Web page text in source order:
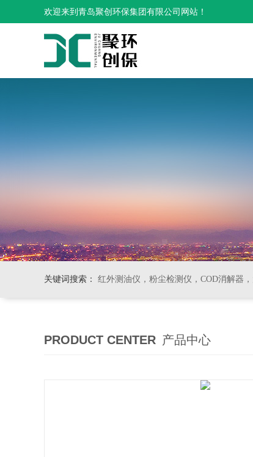
欢迎来到青岛聚创环保集团有限公司网站！
关键词搜索： 红外测油仪，粉尘检测仪，COD消解器
PRODUCT CENTER 产品中心